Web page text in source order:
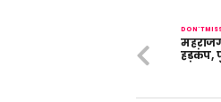
DON'T
हड़कंप,